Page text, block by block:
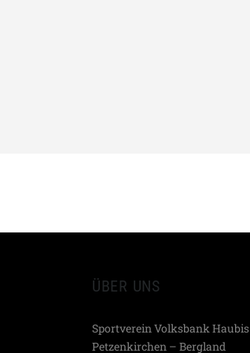
ÜBER UNS
Sportverein Volksbank Haubis
Petzenkirchen – Bergland